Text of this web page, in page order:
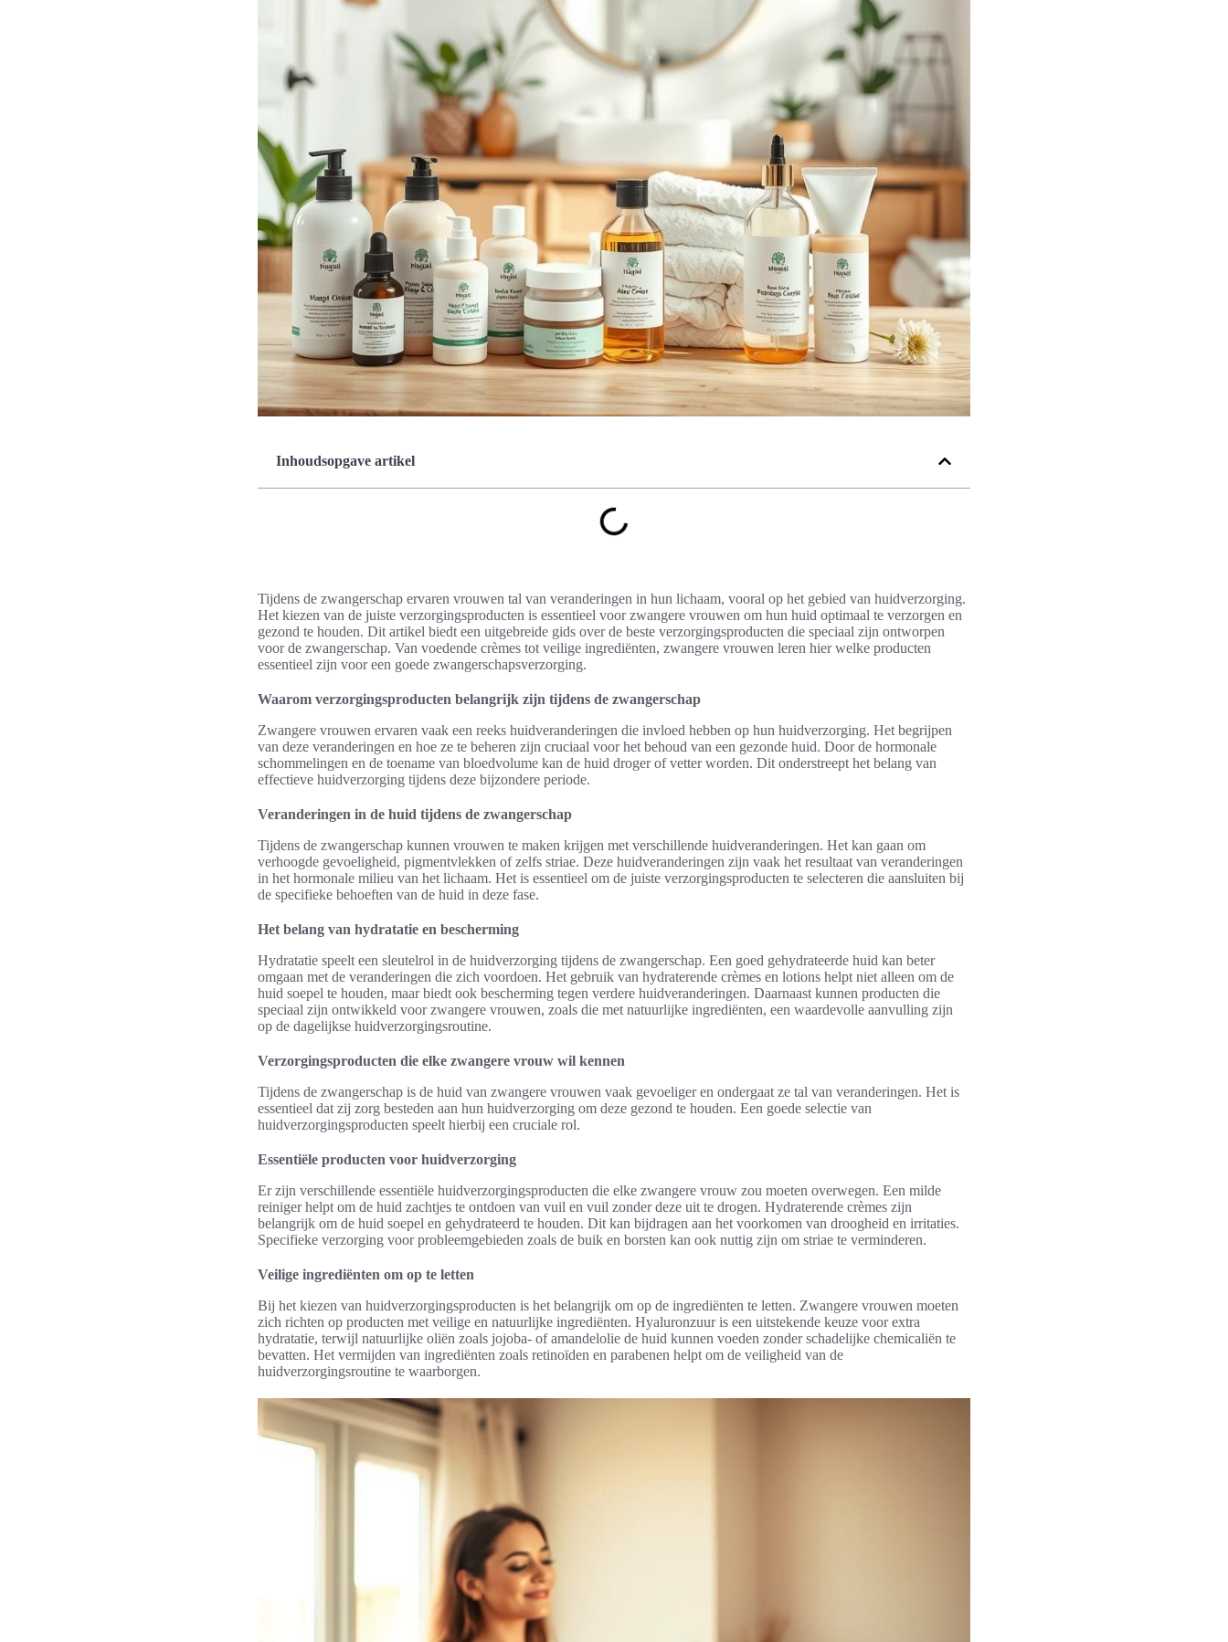
Inhoudsopgave artikel
Tijdens de zwangerschap ervaren vrouwen tal van veranderingen in hun lichaam, vooral op het gebied van huidverzorging.
Het kiezen van de juiste verzorgingsproducten is essentieel voor zwangere vrouwen om hun huid optimaal te verzorgen en
gezond te houden. Dit artikel biedt een uitgebreide gids over de beste verzorgingsproducten die speciaal zijn ontworpen
voor de zwangerschap. Van voedende crèmes tot veilige ingrediënten, zwangere vrouwen leren hier welke producten
essentieel zijn voor een goede zwangerschapsverzorging.
Waarom verzorgingsproducten belangrijk zijn tijdens de zwangerschap
Zwangere vrouwen ervaren vaak een reeks huidveranderingen die invloed hebben op hun huidverzorging. Het begrijpen
van deze veranderingen en hoe ze te beheren zijn cruciaal voor het behoud van een gezonde huid. Door de hormonale
schommelingen en de toename van bloedvolume kan de huid droger of vetter worden. Dit onderstreept het belang van
effectieve huidverzorging tijdens deze bijzondere periode.
Veranderingen in de huid tijdens de zwangerschap
Tijdens de zwangerschap kunnen vrouwen te maken krijgen met verschillende huidveranderingen. Het kan gaan om
verhoogde gevoeligheid, pigmentvlekken of zelfs striae. Deze huidveranderingen zijn vaak het resultaat van veranderingen
in het hormonale milieu van het lichaam. Het is essentieel om de juiste verzorgingsproducten te selecteren die aansluiten bij
de specifieke behoeften van de huid in deze fase.
Het belang van hydratatie en bescherming
Hydratatie speelt een sleutelrol in de huidverzorging tijdens de zwangerschap. Een goed gehydrateerde huid kan beter
omgaan met de veranderingen die zich voordoen. Het gebruik van hydraterende crèmes en lotions helpt niet alleen om de
huid soepel te houden, maar biedt ook bescherming tegen verdere huidveranderingen. Daarnaast kunnen producten die
speciaal zijn ontwikkeld voor zwangere vrouwen, zoals die met natuurlijke ingrediënten, een waardevolle aanvulling zijn
op de dagelijkse huidverzorgingsroutine.
Verzorgingsproducten die elke zwangere vrouw wil kennen
Tijdens de zwangerschap is de huid van zwangere vrouwen vaak gevoeliger en ondergaat ze tal van veranderingen. Het is
essentieel dat zij zorg besteden aan hun huidverzorging om deze gezond te houden. Een goede selectie van
huidverzorgingsproducten speelt hierbij een cruciale rol.
Essentiële producten voor huidverzorging
Er zijn verschillende essentiële huidverzorgingsproducten die elke zwangere vrouw zou moeten overwegen. Een milde
reiniger helpt om de huid zachtjes te ontdoen van vuil en vuil zonder deze uit te drogen. Hydraterende crèmes zijn
belangrijk om de huid soepel en gehydrateerd te houden. Dit kan bijdragen aan het voorkomen van droogheid en irritaties.
Specifieke verzorging voor probleemgebieden zoals de buik en borsten kan ook nuttig zijn om striae te verminderen.
Veilige ingrediënten om op te letten
Bij het kiezen van huidverzorgingsproducten is het belangrijk om op de ingrediënten te letten. Zwangere vrouwen moeten
zich richten op producten met veilige en natuurlijke ingrediënten. Hyaluronzuur is een uitstekende keuze voor extra
hydratatie, terwijl natuurlijke oliën zoals jojoba- of amandelolie de huid kunnen voeden zonder schadelijke chemicaliën te
bevatten. Het vermijden van ingrediënten zoals retinoïden en parabenen helpt om de veiligheid van de
huidverzorgingsroutine te waarborgen.